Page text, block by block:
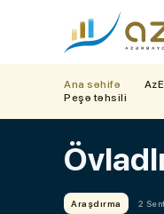
Ana səhifə
Peşə təhsili
Araşdırma 2